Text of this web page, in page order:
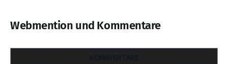
Webmention und Kommentare